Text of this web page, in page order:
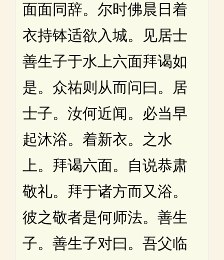
面面同辞。尔时佛晨日着
衣持钵适欲入城。见居士
善生子于水上六面拜谒如
是。众祐则从而问曰。居
士子。汝何近闻。必当早
起沐浴。着新衣。之水
上。拜谒六面。自说恭肃
敬礼。拜于诸方而又浴。
彼之敬者是何师法。善生
子。善生子对曰。吾父临